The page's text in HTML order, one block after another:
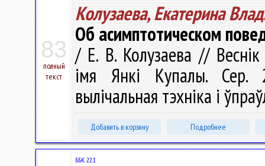
83
полный
текст
Колузаева, Екатерина
Об асимптотическом
/ Е. В. Колузаева // Веснік
імя Янкі Купалы. Сер.
вылічальная тэхніка і
Добавить в корзину Подробнее
ББК 22.1